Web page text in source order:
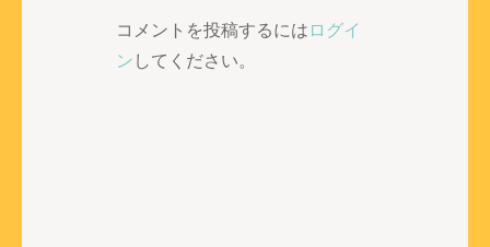
コメントを投稿するにはログイ
ンしてください。